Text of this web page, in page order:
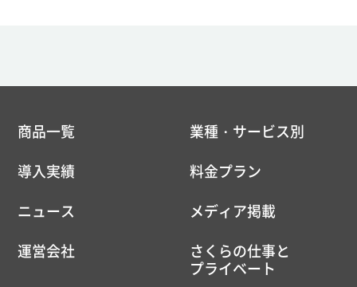
商品一覧
業種・サービス別
導入実績
料金プラン
ニュース
メディア掲載
運営会社
さくらの仕事と
プライベート